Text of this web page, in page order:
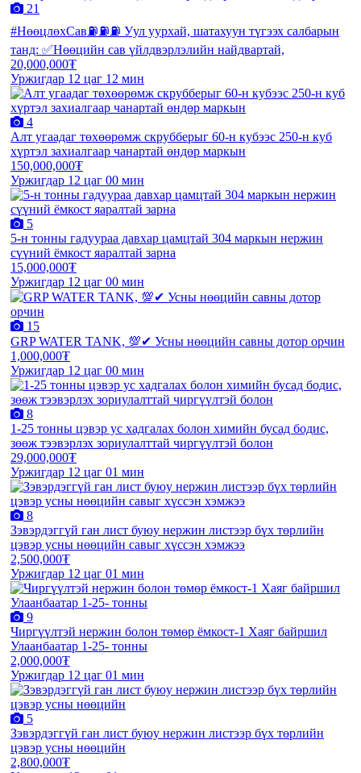
21
#НөөцлөхСав⛽️⛽️⛽️ Уул уурхай, шатахуун түгээх салбарын
танд: ✅Нөөцийн сав үйлдвэрлэлийн найдвартай,
20,000,000₮
Уржигдар 12 цаг 12 мин
4
Алт угаадаг төхөөрөмж скрубберыг 60-н кубээс 250-н куб
хүртэл захиалгаар чанартай өндөр маркын
150,000,000₮
Уржигдар 12 цаг 00 мин
5
5-н тонны гадуураа давхар цамцтай 304 маркын нержин
сүүний ёмкост яаралтай зарна
15,000,000₮
Уржигдар 12 цаг 00 мин
15
GRP WATER TANK, 💯✔ Усны нөөцийн савны дотор орчин
1,000,000₮
Уржигдар 12 цаг 00 мин
8
1-25 тонны цэвэр ус хадгалах болон химийн бусад бодис,
зөөж тээвэрлэх зориулалттай чиргүүлтэй болон
29,000,000₮
Уржигдар 12 цаг 01 мин
8
Зэвэрдэггүй ган лист буюу нержин листээр бүх төрлийн
цэвэр усны нөөцийн савыг хүссэн хэмжээ
2,500,000₮
Уржигдар 12 цаг 01 мин
9
Чиргүүлтэй нержин болон төмөр ёмкост-1 Хаяг байршил
Улаанбаатар 1-25- тонны
2,000,000₮
Уржигдар 12 цаг 01 мин
5
Зэвэрдэггүй ган лист буюу нержин листээр бүх төрлийн
цэвэр усны нөөцийн
2,800,000₮